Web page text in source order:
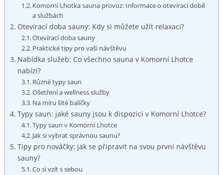
Komorní Lhotka sauna provoz: Informace o otevírací době
a službách
Otevírací doba sauny: Kdy si můžete užít relaxaci?
Otevírací doba sauny
Praktické tipy pro vaši návštěvu
Nabídka služeb: Co všechno sauna v Komorní Lhotce
nabízí?
Různé typy saun
Ošetření a wellness služby
Na míru šité balíčky
Typy saun: jaké sauny jsou k dispozici v Komorní Lhotce?
Typy saun v Komorní Lhotce
Jak si vybrat správnou saunu?
Tipy pro nováčky: jak se připravit na svou první návštěvu
sauny?
Co si vzít s sebou